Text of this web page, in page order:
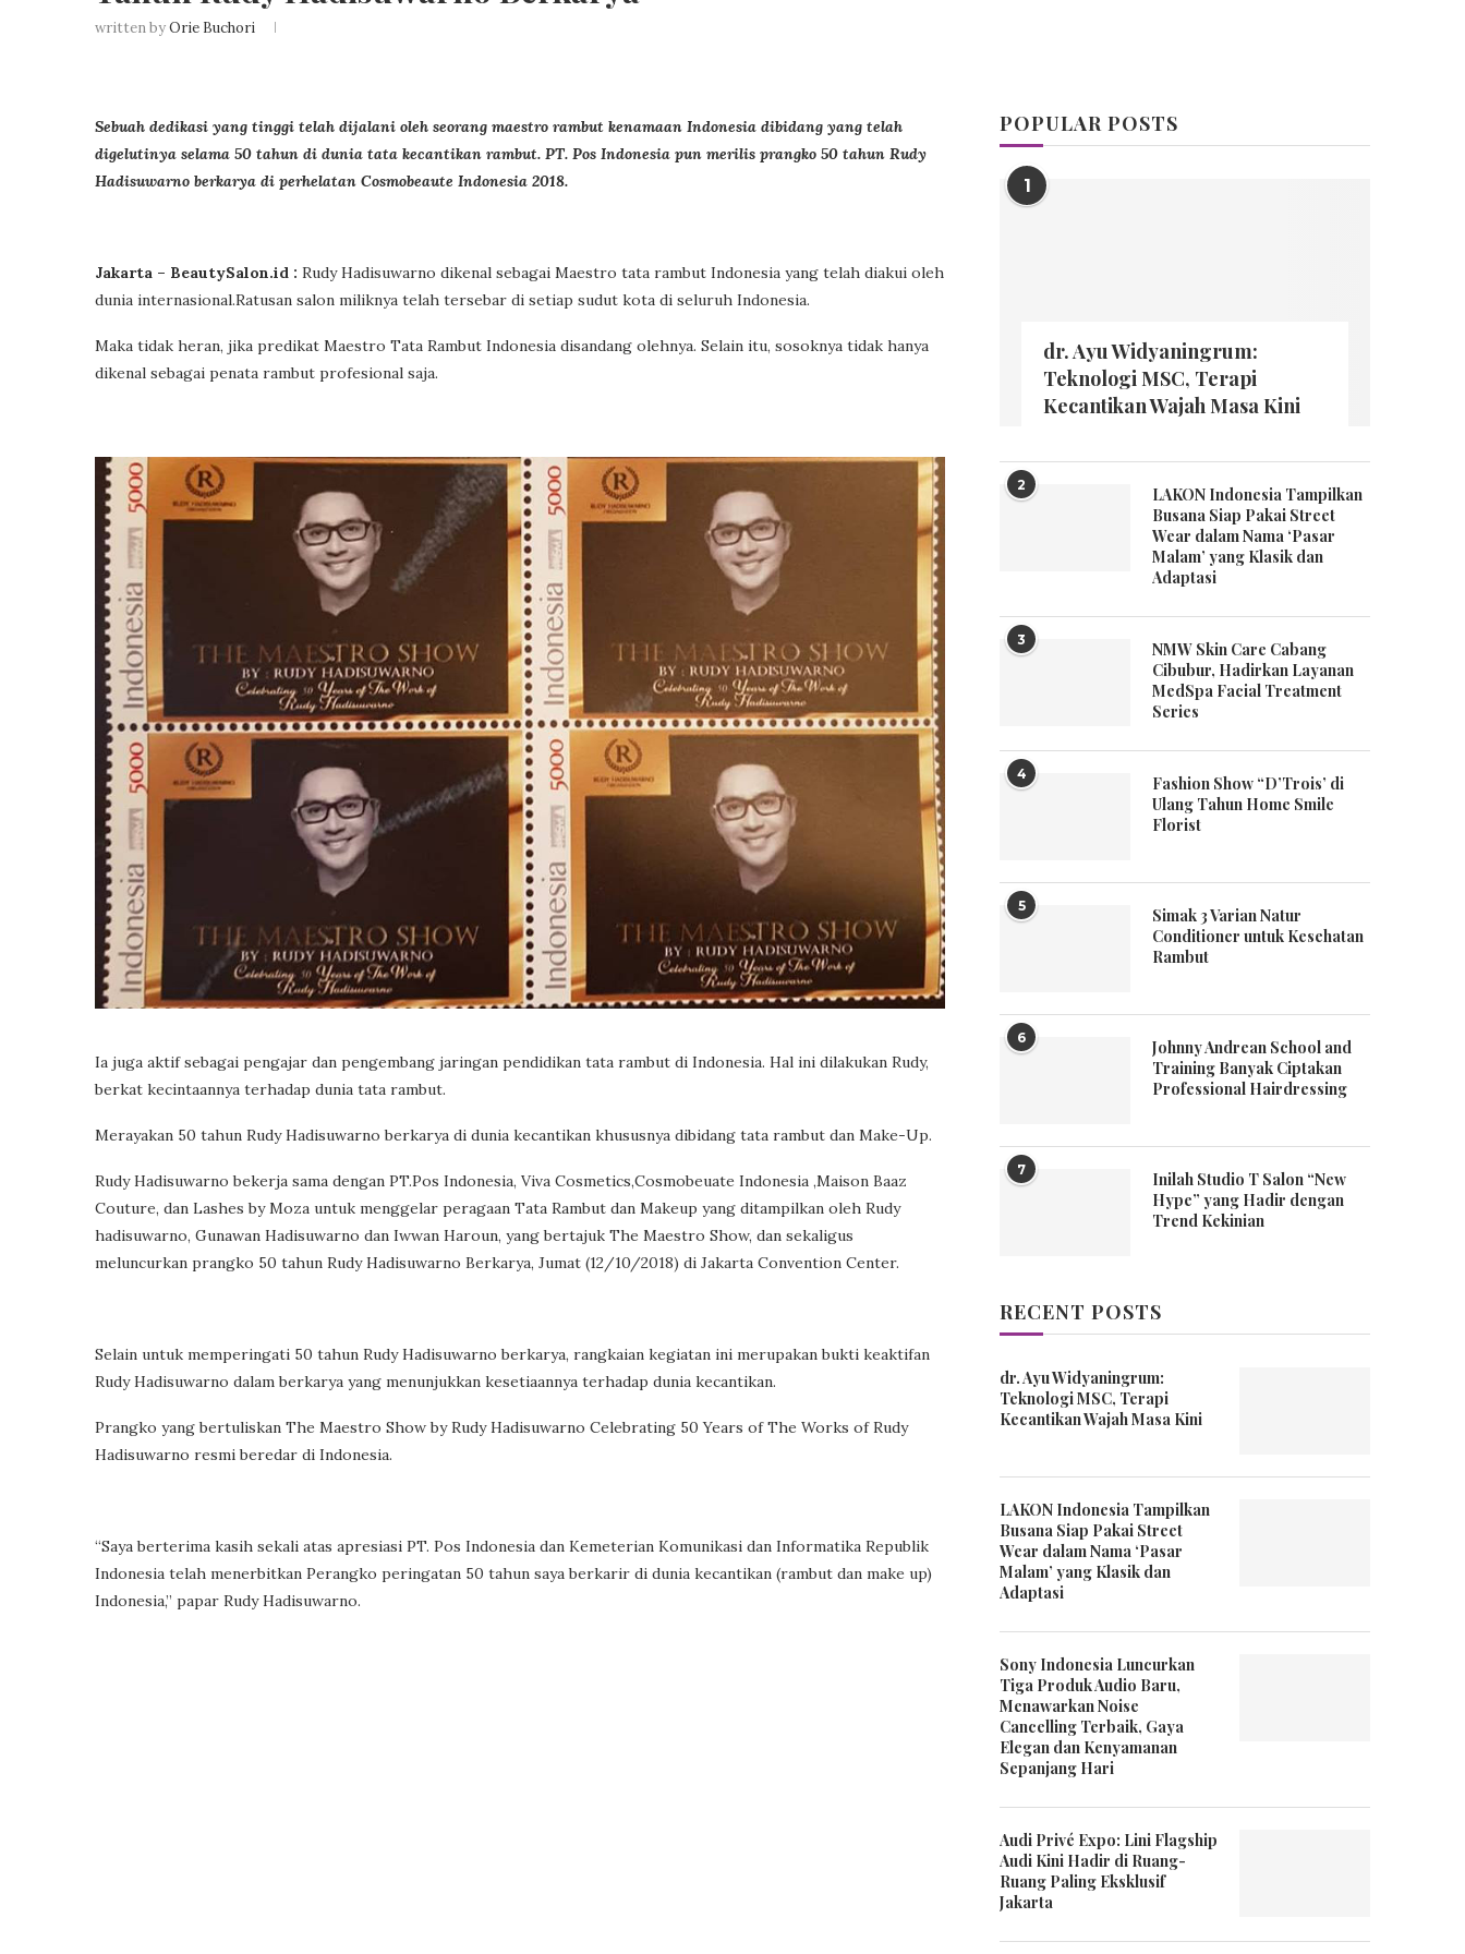
written byOrie Buchori
Sebuah dedikasi yang tinggi telah dijalani oleh seorang maestro rambut kenamaan Indonesia dibidang yang telah
digelutinya selama 50 tahun di dunia tata kecantikan rambut. PT. Pos Indonesia pun merilis prangko 50 tahun Rudy
Hadisuwarno berkarya di perhelatan Cosmobeaute Indonesia 2018.
Jakarta – BeautySalon.id : Rudy Hadisuwarno dikenal sebagai Maestro tata rambut Indonesia yang telah diakui oleh
dunia internasional.Ratusan salon miliknya telah tersebar di setiap sudut kota di seluruh Indonesia.
Maka tidak heran, jika predikat Maestro Tata Rambut Indonesia disandang olehnya. Selain itu, sosoknya tidak hanya
dikenal sebagai penata rambut profesional saja.
Ia juga aktif sebagai pengajar dan pengembang jaringan pendidikan tata rambut di Indonesia. Hal ini dilakukan Rudy,
berkat kecintaannya terhadap dunia tata rambut.
Merayakan 50 tahun Rudy Hadisuwarno berkarya di dunia kecantikan khususnya dibidang tata rambut dan Make-Up.
Rudy Hadisuwarno bekerja sama dengan PT.Pos Indonesia, Viva Cosmetics,Cosmobeuate Indonesia ,Maison Baaz
Couture, dan Lashes by Moza untuk menggelar peragaan Tata Rambut dan Makeup yang ditampilkan oleh Rudy
hadisuwarno, Gunawan Hadisuwarno dan Iwwan Haroun, yang bertajuk The Maestro Show, dan sekaligus
meluncurkan prangko 50 tahun Rudy Hadisuwarno Berkarya, Jumat (12/10/2018) di Jakarta Convention Center.
Selain untuk memperingati 50 tahun Rudy Hadisuwarno berkarya, rangkaian kegiatan ini merupakan bukti keaktifan
Rudy Hadisuwarno dalam berkarya yang menunjukkan kesetiaannya terhadap dunia kecantikan.
Prangko yang bertuliskan The Maestro Show by Rudy Hadisuwarno Celebrating 50 Years of The Works of Rudy
Hadisuwarno resmi beredar di Indonesia.
“Saya berterima kasih sekali atas apresiasi PT. Pos Indonesia dan Kemeterian Komunikasi dan Informatika Republik
Indonesia telah menerbitkan Perangko peringatan 50 tahun saya berkarir di dunia kecantikan (rambut dan make up)
Indonesia,” papar Rudy Hadisuwarno.
POPULAR POSTS
1
dr. Ayu Widyaningrum:
Teknologi MSC, Terapi
Kecantikan Wajah Masa Kini
2
LAKON Indonesia Tampilkan
Busana Siap Pakai Street
Wear dalam Nama ‘Pasar
Malam’ yang Klasik dan
Adaptasi
3
NMW Skin Care Cabang
Cibubur, Hadirkan Layanan
MedSpa Facial Treatment
Series
4
Fashion Show “D’Trois’ di
Ulang Tahun Home Smile
Florist
5
Simak 3 Varian Natur
Conditioner untuk Kesehatan
Rambut
6
Johnny Andrean School and
Training Banyak Ciptakan
Professional Hairdressing
7
Inilah Studio T Salon “New
Hype” yang Hadir dengan
Trend Kekinian
RECENT POSTS
dr. Ayu Widyaningrum:
Teknologi MSC, Terapi
Kecantikan Wajah Masa Kini
LAKON Indonesia Tampilkan
Busana Siap Pakai Street
Wear dalam Nama ‘Pasar
Malam’ yang Klasik dan
Adaptasi
Sony Indonesia Luncurkan
Tiga Produk Audio Baru,
Menawarkan Noise
Cancelling Terbaik, Gaya
Elegan dan Kenyamanan
Sepanjang Hari
Audi Privé Expo: Lini Flagship
Audi Kini Hadir di Ruang-
Ruang Paling Eksklusif
Jakarta